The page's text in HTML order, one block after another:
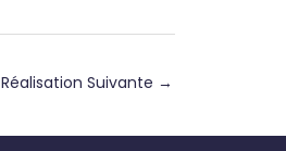
Réalisation Suivante →